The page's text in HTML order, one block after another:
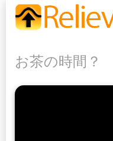
お茶の時間？